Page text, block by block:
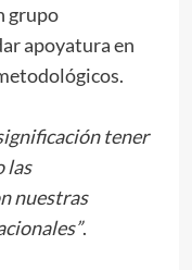
grupo
apoyatura en
tener
las
nuestras
.